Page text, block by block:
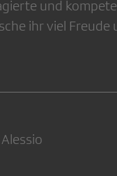
und
ihr viel Freude